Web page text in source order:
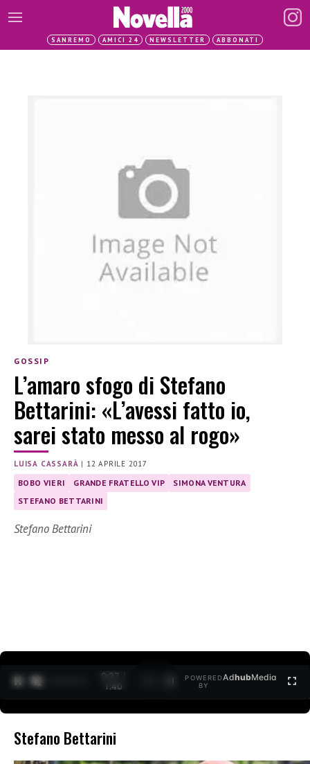
SANREMO AMICI 24 NEWSLETTER ABBONATI
GOSSIP
L’amaro sfogo di Stefano
Bettarini: «L’avessi fatto io,
sarei stato messo al rogo»
LUISA CASSARÀ | 12 APRILE 2017
BOBO VIERI GRANDE FRATELLO VIP
SIMONA VENTURA
STEFANO BETTARINI
Stefano Bettarini
0:27 /
1:40
POWERED
BY
AdhubMedia
Stefano Bettarini